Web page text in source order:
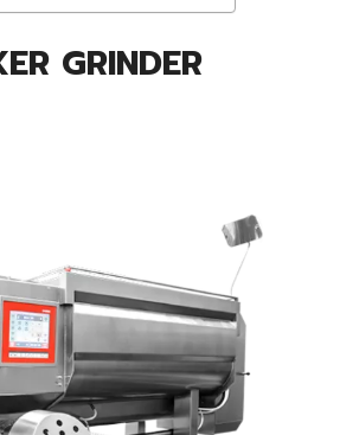
GRINDER